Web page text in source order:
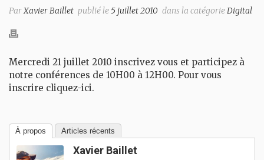
ParXavier Baillet publié le5 juillet 2010 dans la catégorieDigital
Mercredi 21 juillet 2010 inscrivez vous et participez à
notre conférences de 10H00 à 12H00. Pour vous
inscrire cliquez-ici.
À propos Articles récents
Xavier Baillet